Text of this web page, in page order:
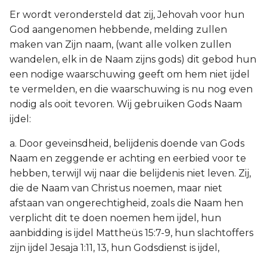
Er wordt verondersteld dat zij, Jehovah voor hun
God aangenomen hebbende, melding zullen
maken van Zijn naam, (want alle volken zullen
wandelen, elk in de Naam zijns gods) dit gebod hun
een nodige waarschuwing geeft om hem niet ijdel
te vermelden, en die waarschuwing is nu nog even
nodig als ooit tevoren. Wij gebruiken Gods Naam
ijdel:
a. Door geveinsdheid, belijdenis doende van Gods
Naam en zeggende er achting en eerbied voor te
hebben, terwijl wij naar die belijdenis niet leven. Zij,
die de Naam van Christus noemen, maar niet
afstaan van ongerechtigheid, zoals die Naam hen
verplicht dit te doen noemen hem ijdel, hun
aanbidding is ijdel Mattheüs 15:7-9, hun slachtoffers
zijn ijdel Jesaja 1:11, 13, hun Godsdienst is ijdel,